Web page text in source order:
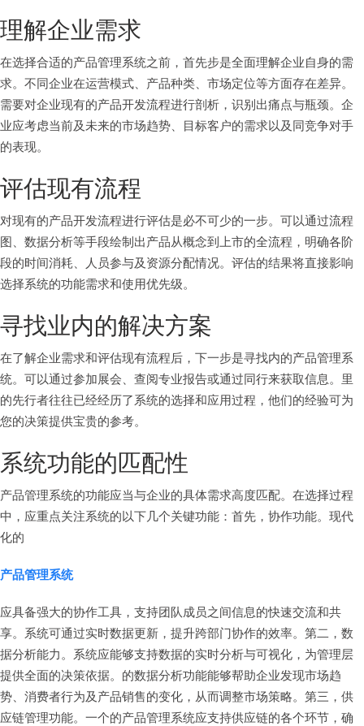
理解企业需求
在选择合适的产品管理系统之前，首先步是全面理解企业自身的需
求。不同企业在运营模式、产品种类、市场定位等方面存在差异。
需要对企业现有的产品开发流程进行剖析，识别出痛点与瓶颈。企
业应考虑当前及未来的市场趋势、目标客户的需求以及同竞争对手
的表现。
评估现有流程
对现有的产品开发流程进行评估是必不可少的一步。可以通过流程
图、数据分析等手段绘制出产品从概念到上市的全流程，明确各阶
段的时间消耗、人员参与及资源分配情况。评估的结果将直接影响
选择系统的功能需求和使用优先级。
寻找业内的解决方案
在了解企业需求和评估现有流程后，下一步是寻找内的产品管理系
统。可以通过参加展会、查阅专业报告或通过同行来获取信息。里
的先行者往往已经经历了系统的选择和应用过程，他们的经验可为
您的决策提供宝贵的参考。
系统功能的匹配性
产品管理系统的功能应当与企业的具体需求高度匹配。在选择过程
中，应重点关注系统的以下几个关键功能：首先，协作功能。现代
化的
产品管理系统
应具备强大的协作工具，支持团队成员之间信息的快速交流和共
享。系统可通过实时数据更新，提升跨部门协作的效率。第二，数
据分析能力。系统应能够支持数据的实时分析与可视化，为管理层
提供全面的决策依据。的数据分析功能能够帮助企业发现市场趋
势、消费者行为及产品销售的变化，从而调整市场策略。第三，供
应链管理功能。一个的产品管理系统应支持供应链的各个环节，确